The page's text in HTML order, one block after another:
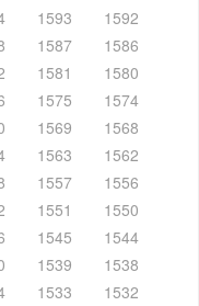
1593
1592
1587
1586
1581
1580
1575
1574
1569
1568
1563
1562
1557
1556
1551
1550
1545
1544
1539
1538
1533
1532